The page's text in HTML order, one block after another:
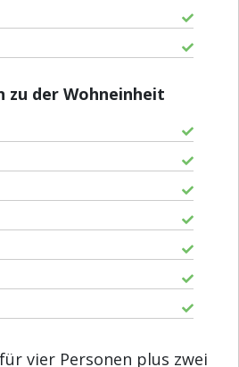
zu der Wohneinheit
vier Personen plus zwei